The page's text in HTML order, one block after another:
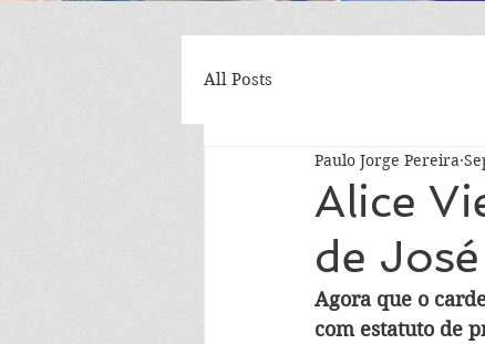
All Posts
Alice
de
Paulo Jorge Pereira
Agora que o
com estatuto de